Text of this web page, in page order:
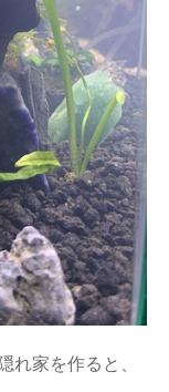
家を作ると、